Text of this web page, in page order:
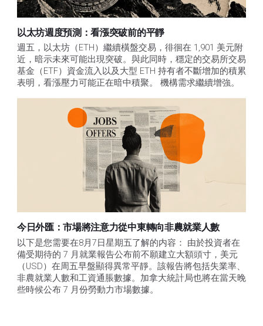
以太坊週度預測：看漲突破前的平靜
週五，以太坊（ETH）繼續橫盤交易，徘徊在 1,901 美元附
近，暗示未來可能出現突破。與此同時，穩定的交易所交易
基金（ETF）資金流入以及大型 ETH 持有者不斷增加的積累
表明，看漲壓力可能正在暗中積聚。 機構需求繼續增強。
今日外匯：市場將注意力從中東轉向非農就業人數
以下是您需要在8月7日星期五了解的内容： 由於投資者在
備受期待的 7 月就業報告公布前不願建立大額頭寸，美元
（USD）在周五早盤顯得異常平靜。該報告將包括失業率、
非農就業人數和工資通脹數據。加拿大統計局也將在當天晚
些時候公布 7 月份勞動力市場數據。